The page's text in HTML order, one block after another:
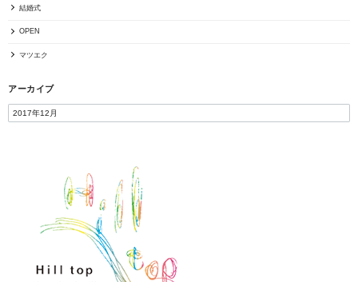
結婚式
OPEN
マツエク
アーカイブ